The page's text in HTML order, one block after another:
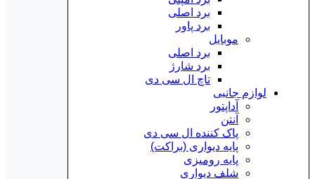
برد اصلی
برد پاور
موبایل
برد اصلی
برد شارژ
تاچ ال سی دی
لوازم جانبی
آداپتور
آنتن
پاک کننده ال سی دی
پایه دیواری (براکت)
پایه رومیزی
شلف دیواری